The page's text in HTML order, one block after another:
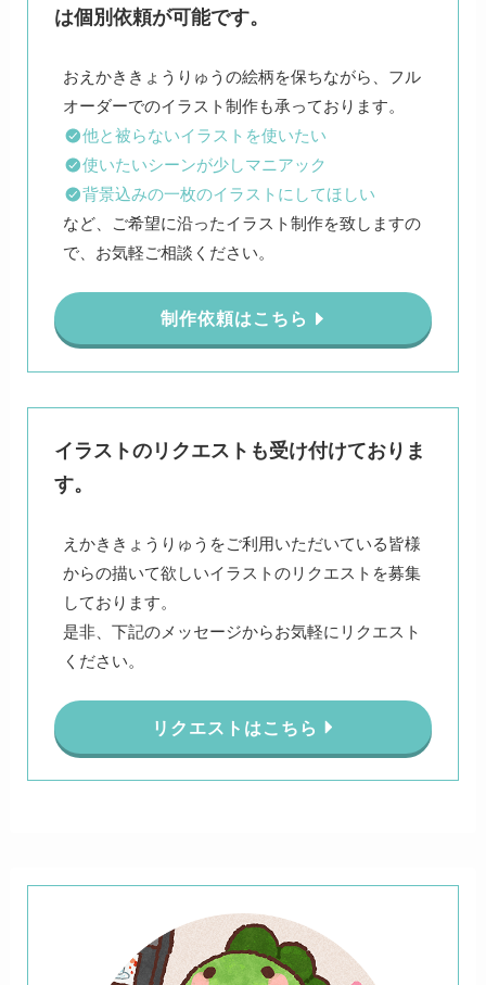
は個別依頼が可能です。
おえかききょうりゅうの絵柄を保ちながら、フル
他と被らないイラストを使いたい
使いたいシーンが少しマニアック
背景込みの一枚のイラストにしてほしい
など、ご希望に沿ったイラスト制作を致しますの
で、お気軽ご相談ください。
制作依頼はこちら
イラストのリクエストも受け付けておりま
す。
えかききょうりゅうをご利用いただいている皆様
からの描いて欲しいイラストのリクエストを募集
しております。
是非、下記のメッセージからお気軽にリクエスト
ください。
リクエストはこちら